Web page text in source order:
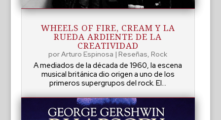
WHEELS OF FIRE, CREAM Y LA
RUEDA ARDIENTE DE LA
CREATIVIDAD
porArturo Espinosa |Reseñas,Rock
A mediados de la década de 1960, la escena
musical británica dio origen a uno de los
primeros supergrupos del rock. El...